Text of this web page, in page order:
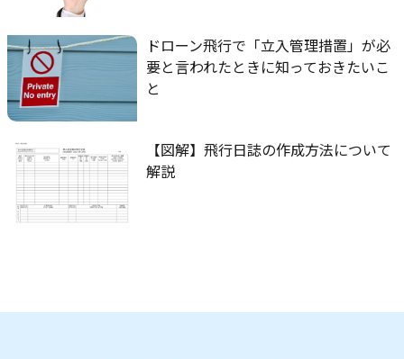
ドローン飛行で「立入管理措置」が必
要と言われたときに知っておきたいこ
と
【図解】飛行日誌の作成方法について
解説